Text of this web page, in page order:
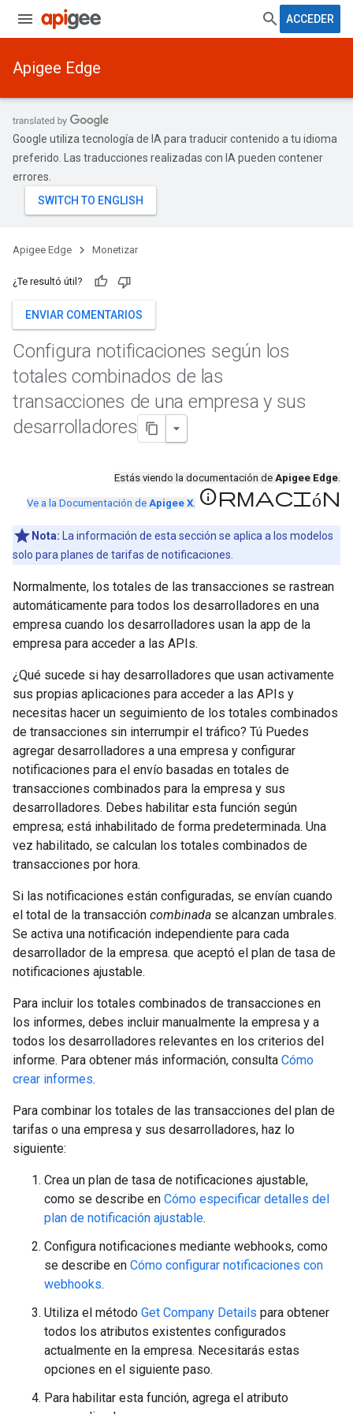
ACCEDER
Apigee Edge
Google utiliza tecnología de IA para traducir contenido a tu idioma
preferido. Las traducciones realizadas con IA pueden contener
errores.
Apigee Edge Monetizar
¿Te resultó útil?
ENVIAR COMENTARIOS
Configura notificaciones según los
totales combinados de las
transacciones de una empresa y sus
desarrolladores
Estás viendo la documentación de Apigee Edge.
Ve a la Documentación de Apigee X. información
Nota: La información de esta sección se aplica a los modelos
solo para planes de tarifas de notificaciones.
Normalmente, los totales de las transacciones se rastrean
automáticamente para todos los desarrolladores en una
empresa cuando los desarrolladores usan la app de la
empresa para acceder a las APIs.
¿Qué sucede si hay desarrolladores que usan activamente
sus propias aplicaciones para acceder a las APIs y
necesitas hacer un seguimiento de los totales combinados
de transacciones sin interrumpir el tráfico? Tú Puedes
agregar desarrolladores a una empresa y configurar
notificaciones para el envío basadas en totales de
transacciones combinados para la empresa y sus
desarrolladores. Debes habilitar esta función según
empresa; está inhabilitado de forma predeterminada. Una
vez habilitado, se calculan los totales combinados de
transacciones por hora.
Si las notificaciones están configuradas, se envían cuando
el total de la transacción combinada se alcanzan umbrales.
Se activa una notificación independiente para cada
desarrollador de la empresa. que aceptó el plan de tasa de
notificaciones ajustable.
Para incluir los totales combinados de transacciones en
los informes, debes incluir manualmente la empresa y a
todos los desarrolladores relevantes en los criterios del
informe. Para obtener más información, consulta Cómo
crear informes.
Para combinar los totales de las transacciones del plan de
tarifas o una empresa y sus desarrolladores, haz lo
siguiente:
Crea un plan de tasa de notificaciones ajustable,
como se describe en Cómo especificar detalles del
plan de notificación ajustable.
Configura notificaciones mediante webhooks, como
se describe en Cómo configurar notificaciones con
webhooks.
Utiliza el método Get Company Details para obtener
todos los atributos existentes configurados
actualmente en la empresa. Necesitarás estas
opciones en el siguiente paso.
Para habilitar esta función, agrega el atributo